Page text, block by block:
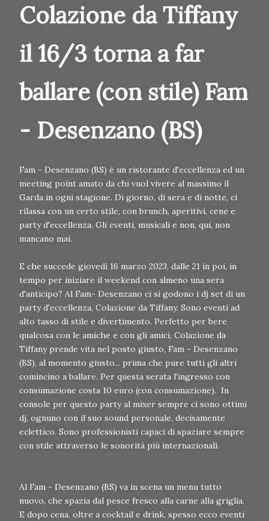
Colazione da Tiffany
il 16/3 torna a far
ballare (con stile) Fam
- Desenzano (BS)
Fam - Desenzano (BS) è un ristorante d'eccellenza ed un
meeting point amato da chi vuol vivere al massimo il
Garda in ogni stagione. Di giorno, di sera e di notte, ci
rilassa con un certo stile, con brunch, aperitivi, cene e
party d'eccellenza. Gli eventi, musicali e non, qui, non
mancano mai.
E che succede giovedì 16 marzo 2023, dalle 21 in poi, in
tempo per iniziare il weekend con almeno una sera
d'anticipo? Al Fam- Desenzano ci si godono i dj set di un
party d'eccellenza, Colazione da Tiffany. Sono eventi ad
alto tasso di stile e divertimento. Perfetto per bere
qualcosa con le amiche e con gli amici, Colazione da
Tiffany prende vita nel posto giusto, Fam - Desenzano
(BS), al momento giusto... prima che pure tutti gli altri
comincino a ballare. Per questa serata l'ingresso con
consumazione costa 10 euro (con consumazione). In
console per questo party al mixer sempre ci sono ottimi
dj, ognuno con il suo sound personale, decisamente
eclettico. Sono professionisti capaci di spaziare sempre
con stile attraverso le sonorità più internazionali.
Al Fam - Desenzano (BS) va in scena un menu tutto
nuovo, che spazia dal pesce fresco alla carne alla griglia.
E dopo cena, oltre a cocktail e drink, spesso ecco eventi